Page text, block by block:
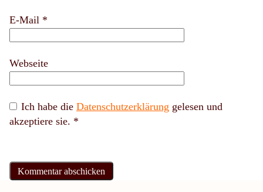
E-Mail *
Webseite
Ich habe die Datenschutzerklärung gelesen und
akzeptiere sie. *